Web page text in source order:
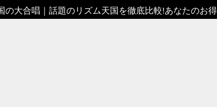
の大合唱 話題のリズム天国を徹底比較!あなたのお